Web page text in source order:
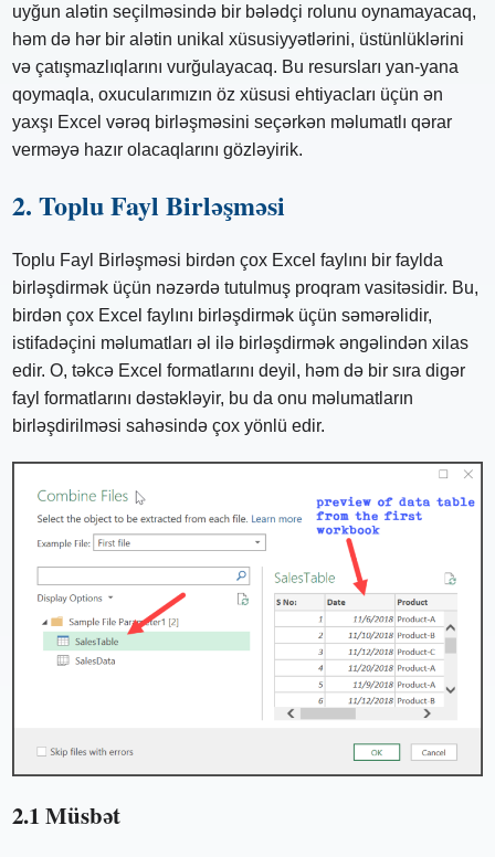
uyğun alətin seçilməsində bir bələdçi rolunu oynamayacaq,
həm də hər bir alətin unikal xüsusiyyətlərini, üstünlüklərini
və çatışmazlıqlarını vurğulayacaq. Bu resursları yan-yana
qoymaqla, oxucularımızın öz xüsusi ehtiyacları üçün ən
yaxşı Excel vərəq birləşməsini seçərkən məlumatlı qərar
verməyə hazır olacaqlarını gözləyirik.
2. Toplu Fayl Birləşməsi
Toplu Fayl Birləşməsi birdən çox Excel faylını bir faylda
birləşdirmək üçün nəzərdə tutulmuş proqram vasitəsidir. Bu,
birdən çox Excel faylını birləşdirmək üçün səmərəlidir,
istifadəçini məlumatları əl ilə birləşdirmək əngəlindən xilas
edir. O, təkcə Excel formatlarını deyil, həm də bir sıra digər
fayl formatlarını dəstəkləyir, bu da onu məlumatların
birləşdirilməsi sahəsində çox yönlü edir.
2.1 Müsbət